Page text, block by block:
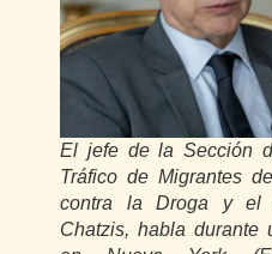
El jefe de la Sección
Tráfico de Migrantes
contra la Droga y el
Chatzis, habla durante